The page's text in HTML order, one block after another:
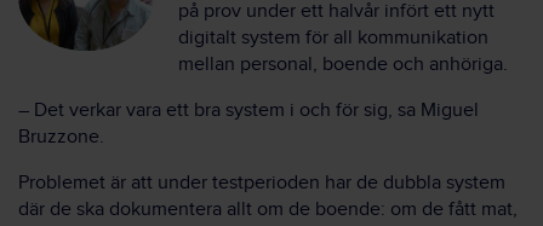
på prov under ett halvår infört ett nytt
digitalt system för all kommunikation
mellan personal, boende och anhöriga.
– Det verkar vara ett bra system i och för sig, sa Miguel
Bruzzone.
Problemet är att under testperioden har de dubbla system
där de ska dokumentera allt om de boende: om de fått mat,